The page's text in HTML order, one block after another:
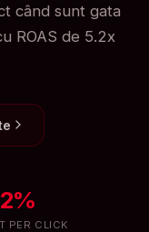
când sunt gata
ROAS de 5.2x
PER CLICK